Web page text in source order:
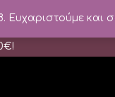
€!
και